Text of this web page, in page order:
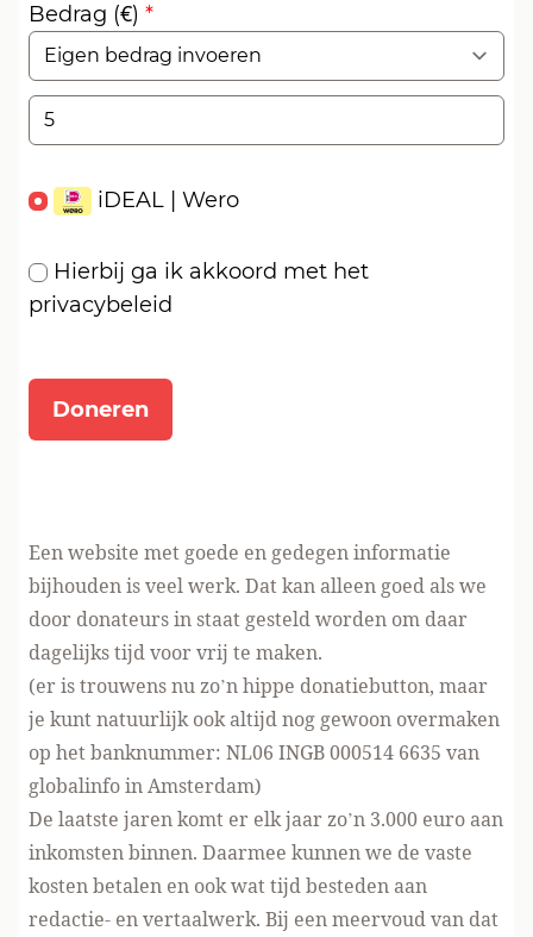
Bedrag (€) *
iDEAL | Wero
Hierbij ga ik akkoord met het
privacybeleid
Een website met goede en gedegen informatie
bijhouden is veel werk. Dat kan alleen goed als we
door donateurs in staat gesteld worden om daar
dagelijks tijd voor vrij te maken.
(er is trouwens nu zo’n hippe donatiebutton, maar
je kunt natuurlijk ook altijd nog gewoon overmaken
op het banknummer: NL06 INGB 000514 6635 van
globalinfo in Amsterdam)
De laatste jaren komt er elk jaar zo’n 3.000 euro aan
inkomsten binnen. Daarmee kunnen we de vaste
kosten betalen en ook wat tijd besteden aan
redactie- en vertaalwerk. Bij een meervoud van dat